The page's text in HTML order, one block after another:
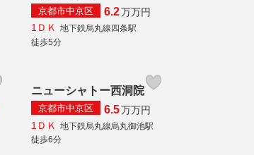
京都市中京区 6.2万万円
1ＤＫ 地下鉄烏丸線四条駅
徒歩5分
ニューシャトー西洞院
京都市中京区 6.5万万円
1ＤＫ
地下鉄烏丸線烏丸御池駅
徒歩6分